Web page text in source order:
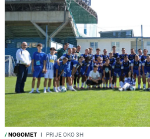
/NOGOMET I PRIJE OKO 3H